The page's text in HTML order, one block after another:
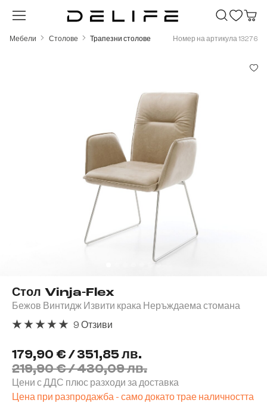
Преминете към основното съдържание
Мебели Столове Трапезни столове Номер на артикула 13276
Стол Vinja-Flex
Бежов Винтидж Извити крака Неръждаема стомана
179,90 € / 351,85 лв.
219,90 € / 430,09 лв.
Цени с ДДС плюс разходи за доставка
Цена при разпродажба - само докато трае наличността
9 Отзиви